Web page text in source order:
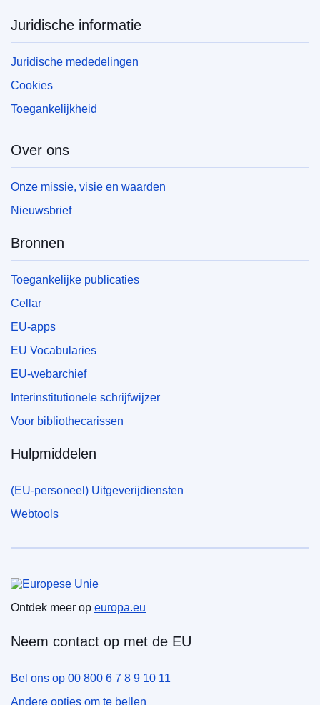
Juridische informatie
Juridische mededelingen
Cookies
Toegankelijkheid
Over ons
Onze missie, visie en waarden
Nieuwsbrief
Bronnen
Toegankelijke publicaties
Cellar
EU-apps
EU Vocabularies
EU-webarchief
Interinstitutionele schrijfwijzer
Voor bibliothecarissen
Hulpmiddelen
(EU-personeel) Uitgeverijdiensten
Webtools
Europese Unie
Ontdek meer op europa.eu
Neem contact op met de EU
Bel ons op 00 800 6 7 8 9 10 11
Andere opties om te bellen